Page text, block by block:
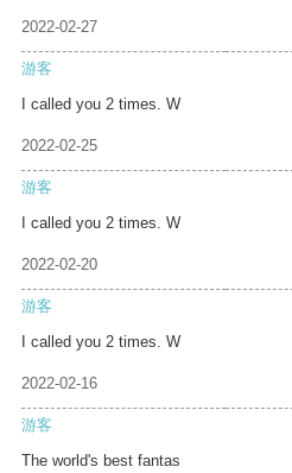
2022-02-27
游客
I called you 2 times. W
2022-02-25
游客
I called you 2 times. W
2022-02-20
游客
I called you 2 times. W
2022-02-16
游客
The world's best fantas